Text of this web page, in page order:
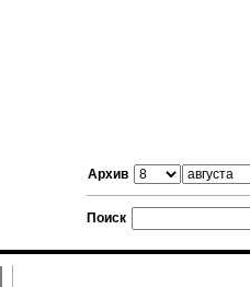
Архив
Поиск